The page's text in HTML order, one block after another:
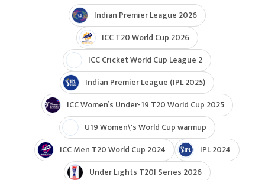
Indian Premier League 2026
ICC T20 World Cup 2026
ICC Cricket World Cup League 2
Indian Premier League (IPL 2025)
ICC Women’s Under-19 T20 World Cup 2025
U19 Women\'s World Cup warmup
ICC Men T20 World Cup 2024
IPL 2024
Under Lights T20I Series 2026